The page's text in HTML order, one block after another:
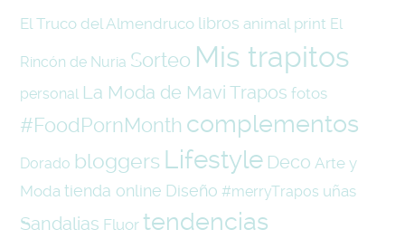
El Truco del Almendruco libros animal print El
Rincón de Nuria Sorteo Mis trapitos
personal La Moda de Mavi Trapos fotos
#FoodPornMonth complementos
Dorado bloggers Lifestyle Deco Arte y
Moda tienda online Diseño #merryTrapos uñas
Sandalias Fluor tendencias